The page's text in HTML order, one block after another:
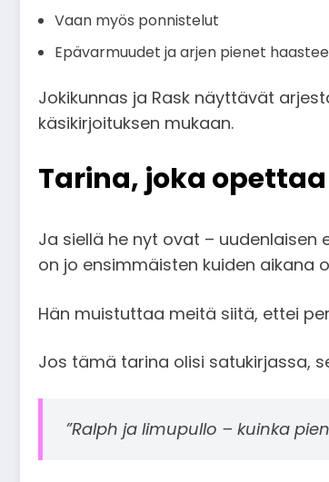
Vaan myös ponnistelut
Epävarmuudet ja arjen pienet
Jokikunnas ja Rask näyttävät
käsikirjoituksen mukaan.
Tarina, joka opettaa
Ja siellä he nyt ovat – uudenlaisen
on jo ensimmäisten kuiden aikana
Hän muistuttaa meitä siitä, ettei
Jos tämä tarina olisi satukirjassa,
”Ralph ja limupullo – kuinka